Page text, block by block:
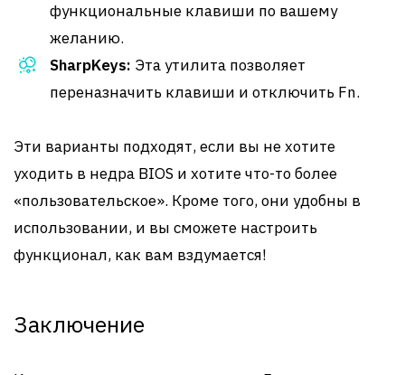
функциональные клавиши по вашему
желанию.
SharpKeys: Эта утилита позволяет
переназначить клавиши и отключить Fn.
Эти варианты подходят, если вы не хотите
уходить в недра BIOS и хотите что-то более
«пользовательское». Кроме того, они удобны в
использовании, и вы сможете настроить
функционал, как вам вздумается!
Заключение